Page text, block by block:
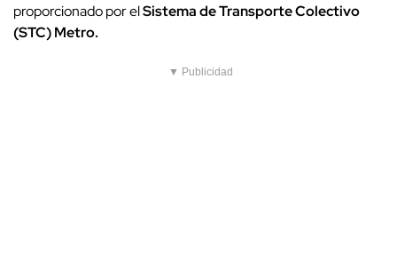
proporcionado por elSistema de Transporte Colectivo
(STC) Metro.
▼ Publicidad